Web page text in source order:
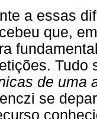
a essas
que,
Tudo
de uma
se